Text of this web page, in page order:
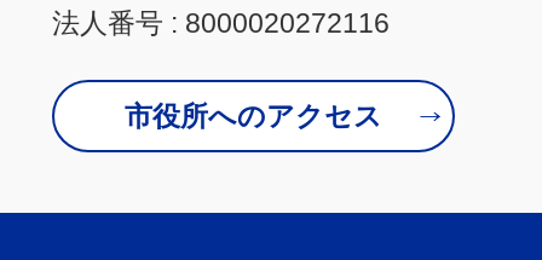
法人番号 : 8000020272116
市役所へのアクセス